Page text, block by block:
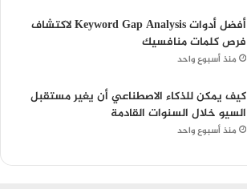
أفضل أدوات Keyword Gap Analysis لاكتشاف
فرص كلمات منافسيك
منذ أسبوع واحد
كيف يمكن للذكاء الاصطناعي أن يغير مستقبل
السيو خلال السنوات القادمة
منذ أسبوع واحد